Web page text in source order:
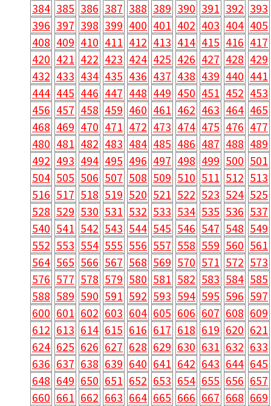
384 385 386 387 388 389 390 391 392 393
396 397 398 399 400 401 402 403 404 405
408 409 410 411 412 413 414 415 416 417
420 421 422 423 424 425 426 427 428 429
432 433 434 435 436 437 438 439 440 441
444 445 446 447 448 449 450 451 452 453
456 457 458 459 460 461 462 463 464 465
468 469 470 471 472 473 474 475 476 477
480 481 482 483 484 485 486 487 488 489
492 493 494 495 496 497 498 499 500 501
504 505 506 507 508 509 510 511 512 513
516 517 518 519 520 521 522 523 524 525
528 529 530 531 532 533 534 535 536 537
540 541 542 543 544 545 546 547 548 549
552 553 554 555 556 557 558 559 560 561
564 565 566 567 568 569 570 571 572 573
576 577 578 579 580 581 582 583 584 585
588 589 590 591 592 593 594 595 596 597
600 601 602 603 604 605 606 607 608 609
612 613 614 615 616 617 618 619 620 621
624 625 626 627 628 629 630 631 632 633
636 637 638 639 640 641 642 643 644 645
648 649 650 651 652 653 654 655 656 657
660 661 662 663 664 665 666 667 668 669